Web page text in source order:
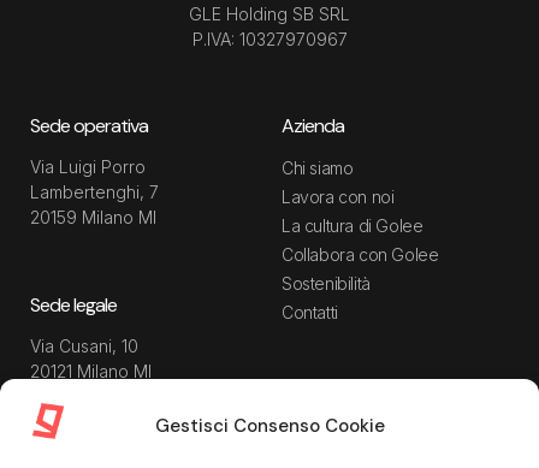
Gestisci Consenso Cookie
GLE Holding SB SRL
P.IVA: 10327970967
Sede operativa
Via Luigi Porro
Lambertenghi, 7
20159 Milano MI
Sede legale
Via Cusani, 10
20121 Milano MI
Azienda
Chi siamo
Lavora con noi
La cultura di Golee
Collabora con Golee
Sostenibilità
Contatti